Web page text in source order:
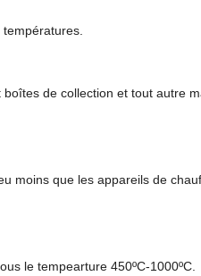
de collection et tout autre
moins que les appareils de
le tempearture 450ºC-1000ºC.